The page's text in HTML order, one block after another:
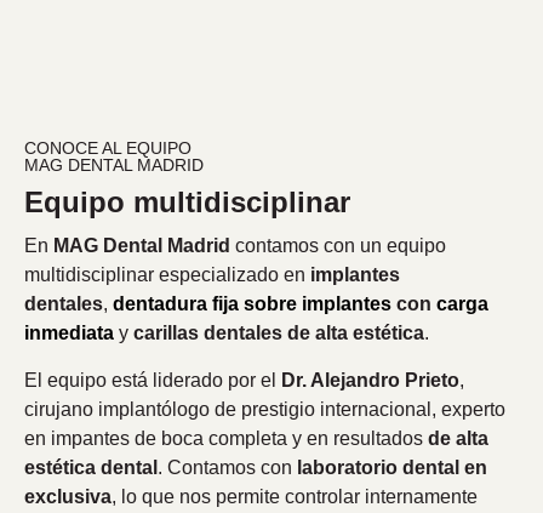
CONOCE AL EQUIPO
MAG DENTAL MADRID
Equipo multidisciplinar
En MAG Dental Madrid contamos con un equipo
multidisciplinar especializado en implantes
dentales, dentadura fija sobre implantes con carga
inmediata y carillas dentales de alta estética.
El equipo está liderado por el Dr. Alejandro Prieto,
cirujano implantólogo de prestigio internacional, experto
en impantes de boca completa y en resultados de alta
estética dental . Contamos con laboratorio dental en
exclusiva, lo que nos permite controlar internamente